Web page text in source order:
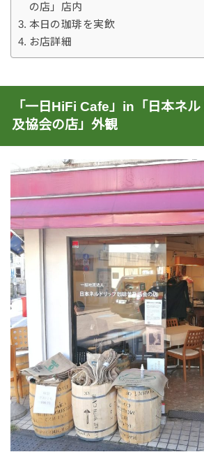
の店」店内
本日の珈琲を実飲
お店詳細
「一日HiFi Cafe」in「日本ネ
及協会の店」外観